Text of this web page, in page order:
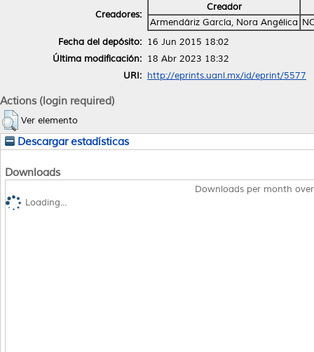
Creadores:
Creador
Armendáriz García, Nora Angélica
Fecha del depósito: 16 Jun 2015 18:02
Última modificación: 18 Abr 2023 18:32
URI: http://eprints.uanl.mx/id/eprint/5577
Actions (login required)
Ver elemento
Descargar estadísticas
Downloads
Downloads per month
Loading...